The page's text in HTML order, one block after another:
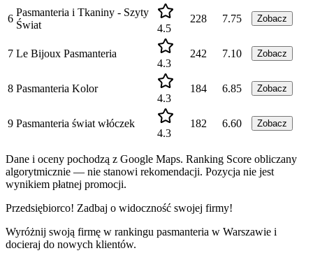
6
Pasmanteria i Tkaniny - Szyty
Świat
4.5
228 7.75 Zobacz
7 Le Bijoux Pasmanteria
4.3
242 7.10 Zobacz
8 Pasmanteria Kolor
4.3
184 6.85 Zobacz
9 Pasmanteria świat włóczek
4.3
182 6.60 Zobacz
Dane i oceny pochodzą z Google Maps. Ranking Score obliczany
algorytmicznie — nie stanowi rekomendacji. Pozycja nie jest
wynikiem płatnej promocji.
Przedsiębiorco! Zadbaj o widoczność swojej firmy!
Wyróżnij swoją firmę w rankingu pasmanteria w Warszawie i
docieraj do nowych klientów.